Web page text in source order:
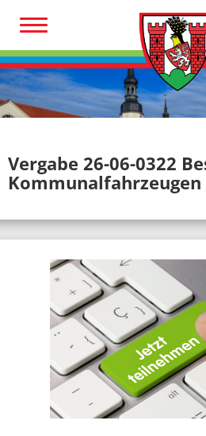
Vergabe 26-06-0322
Kommunalfahrzeugen